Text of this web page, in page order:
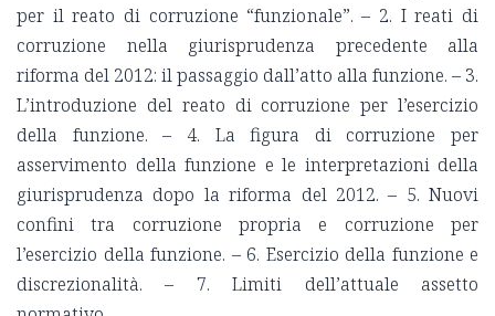
per il reato di corruzione “funzionale”. – 2. I reati di
corruzione nella giurisprudenza precedente alla
riforma del 2012: il passaggio dall’atto alla funzione. – 3.
L’introduzione del reato di corruzione per l’esercizio
della funzione. – 4. La figura di corruzione per
asservimento della funzione e le interpretazioni della
giurisprudenza dopo la riforma del 2012. – 5. Nuovi
confini tra corruzione propria e corruzione per
l’esercizio della funzione. – 6. Esercizio della funzione e
discrezionalità. – 7. Limiti dell’attuale assetto